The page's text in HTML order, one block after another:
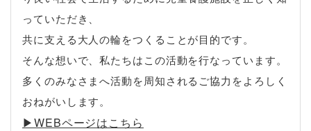
っていただき、
共に支える大人の輪をつくることが目的です。
そんな想いで、私たちはこの活動を行なっています。
多くのみなさまへ活動を周知されるご協力をよろしく
おねがいします。
▶︎WEBページはこちら